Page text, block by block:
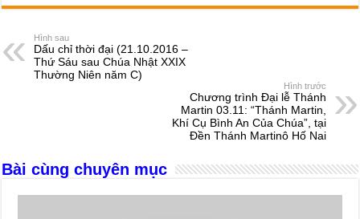
c
e
b
o
ss
n
g
at
A
p
e
d
er ail ar
Hình sau
Dấu chỉ thời đại (21.10.2016 –
Thứ Sáu sau Chúa Nhật XXIX
Thường Niên năm C)
Hình trước
Chương trình Đại lễ Thánh
Martin 03.11: “Thánh Martin,
Khí Cụ Bình An Của Chúa”, tại
Đền Thánh Martinô Hố Nai
Bài cùng chuyên mục